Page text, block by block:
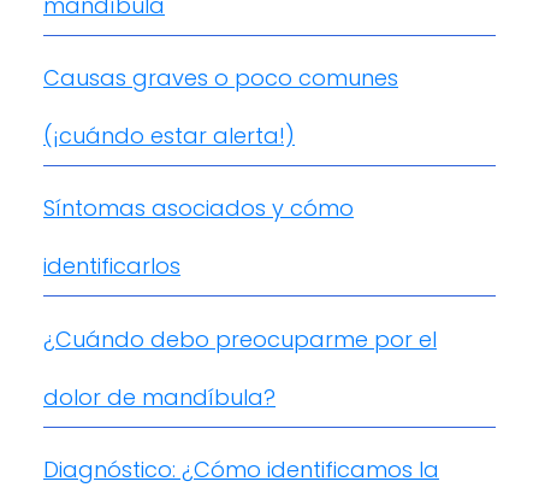
Causas graves o poco comunes
(¡cuándo estar alerta!)
Síntomas asociados y cómo
identificarlos
¿Cuándo debo preocuparme por el
dolor de mandíbula?
Diagnóstico: ¿Cómo identificamos la